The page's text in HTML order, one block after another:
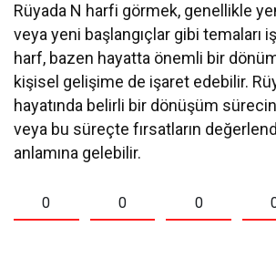
Rüyada N harfi görmek, genellikle
veya yeni başlangıçlar gibi temaları
harf, bazen hayatta önemli bir
kişisel gelişime de işaret edebilir.
hayatında belirli bir dönüşüm
veya bu süreçte fırsatların
anlamına gelebilir.
0 0 0